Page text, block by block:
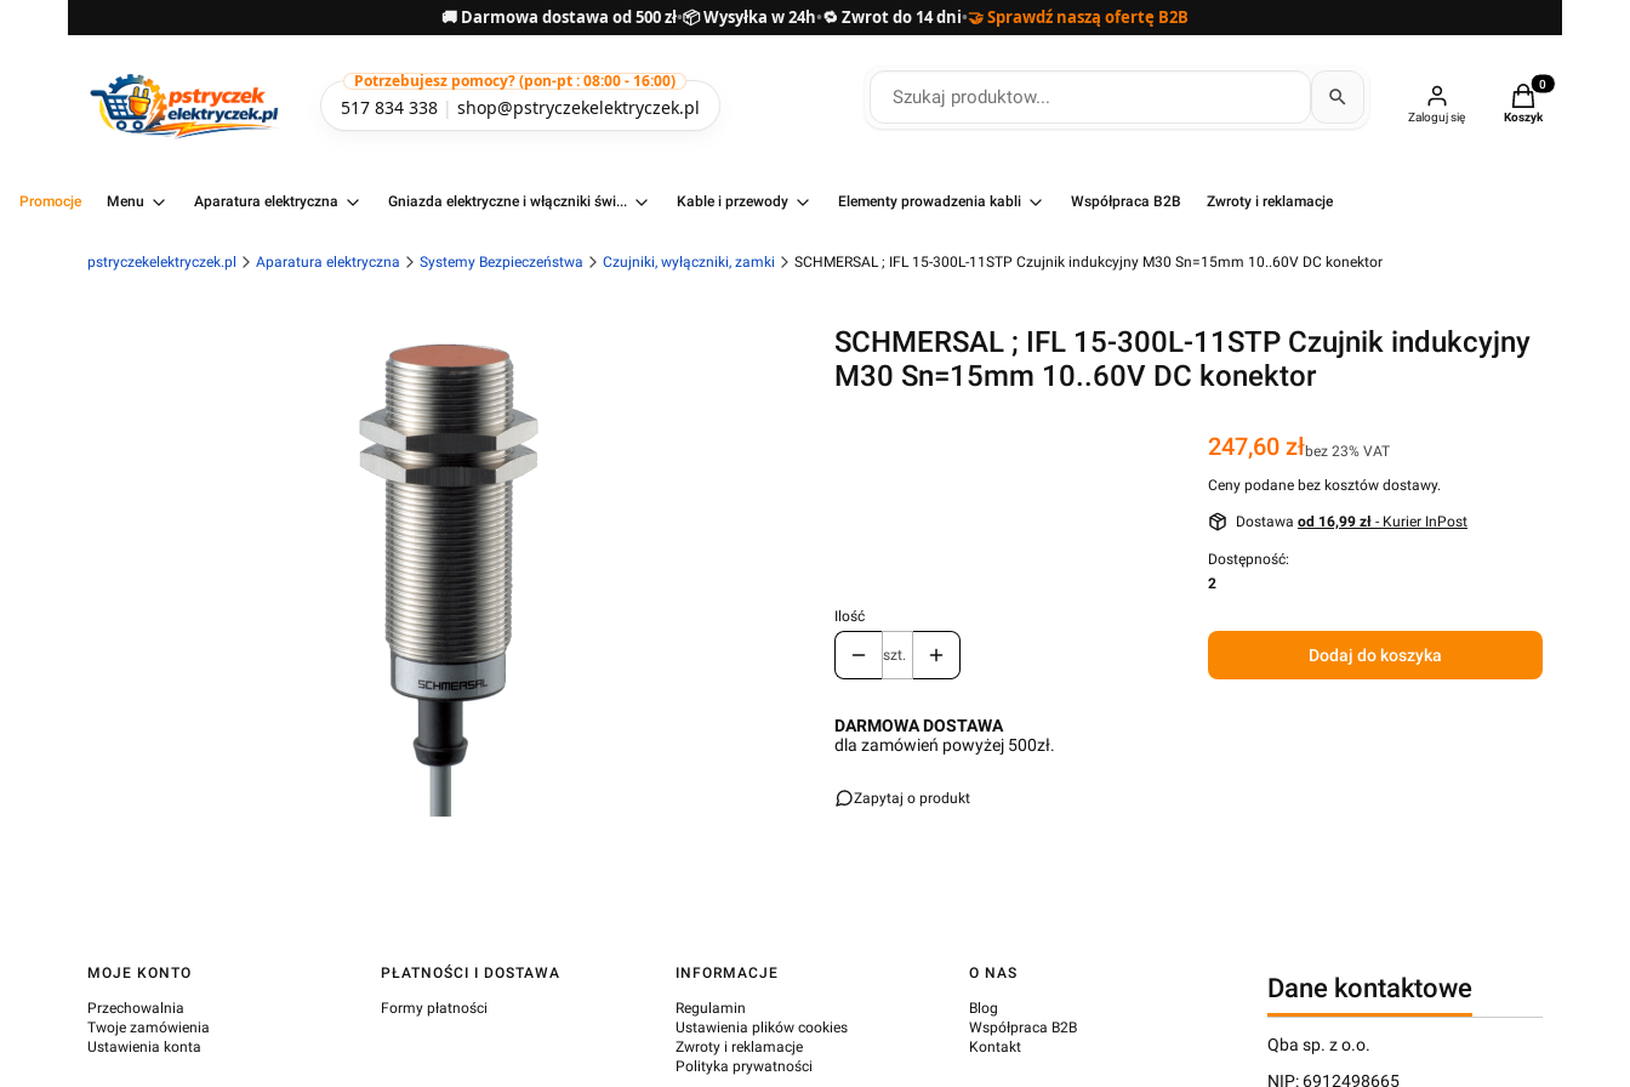
🚚 Darmowa dostawa od 500 zł•📦 Wysyłka w 24h•🔁 Zwrot do 14 dni•🤝 Sprawdź naszą ofertę B2B
Potrzebujesz pomocy? (pon-pt : 08:00 - 16:00)
517 834 338 | shop@pstryczekelektryczek.pl Zaloguj się
Produkty w
Koszyk
Promocje Menu Aparatura elektryczna Gniazda elektryczne i włączniki świ... Kable i przewody Elementy prowadzenia kabli Współpraca B2B Zwroty i reklamacje
pstryczekelektryczek.pl Aparatura elektryczna Systemy Bezpieczeństwa Czujniki, wyłączniki, zamki SCHMERSAL ; IFL 15-300L-11STP Czujnik indukcyjny M30 Sn=15mm 10..60V DC konektor
SCHMERSAL ; IFL 15-300L-11STP Czujnik indukcyjny
M30 Sn=15mm 10..60V DC konektor
Cena
247,60 złbez 23% VAT
Ceny podane bez kosztów dostawy.
Dostawa od 16,99 zł - Kurier InPost
Dostępność:
2
Ilość
szt. Dodaj do koszyka
DARMOWA DOSTAWA
dla zamówień powyżej 500zł.
Zapytaj o produkt
Linki w stopce
MOJE KONTO
Przechowalnia
Twoje zamówienia
Ustawienia konta
PŁATNOŚCI I DOSTAWA
Formy płatności
INFORMACJE
Regulamin
Ustawienia plików cookies
Zwroty i reklamacje
Polityka prywatności
O NAS
Blog
Współpraca B2B
Kontakt
Dane kontaktowe
Qba sp. z o.o.
NIP: 6912498665